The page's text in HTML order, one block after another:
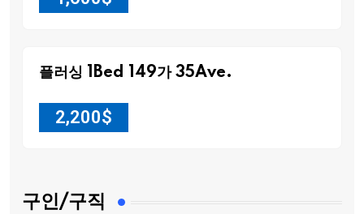
플러싱 1Bed 149가 35Ave.
2,200$
구인/구직